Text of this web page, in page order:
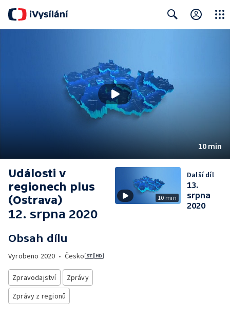
10 min
Události v
regionech plus
(Ostrava)
12. srpna 2020
Obsah dílu
Vyrobeno 2020 • Česko
Zpravodajství
Zprávy
Zprávy z regionů
10 min
Další díl
13.
srpna
2020